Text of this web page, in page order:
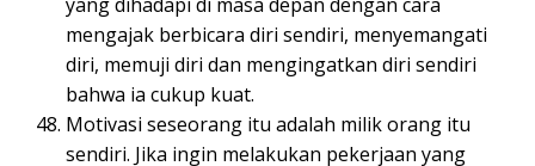
mengajak berbicara diri sendiri, menyemangati
diri, memuji diri dan mengingatkan diri sendiri
bahwa ia cukup kuat.
Motivasi seseorang itu adalah milik orang itu
sendiri. Jika ingin melakukan pekerjaan yang